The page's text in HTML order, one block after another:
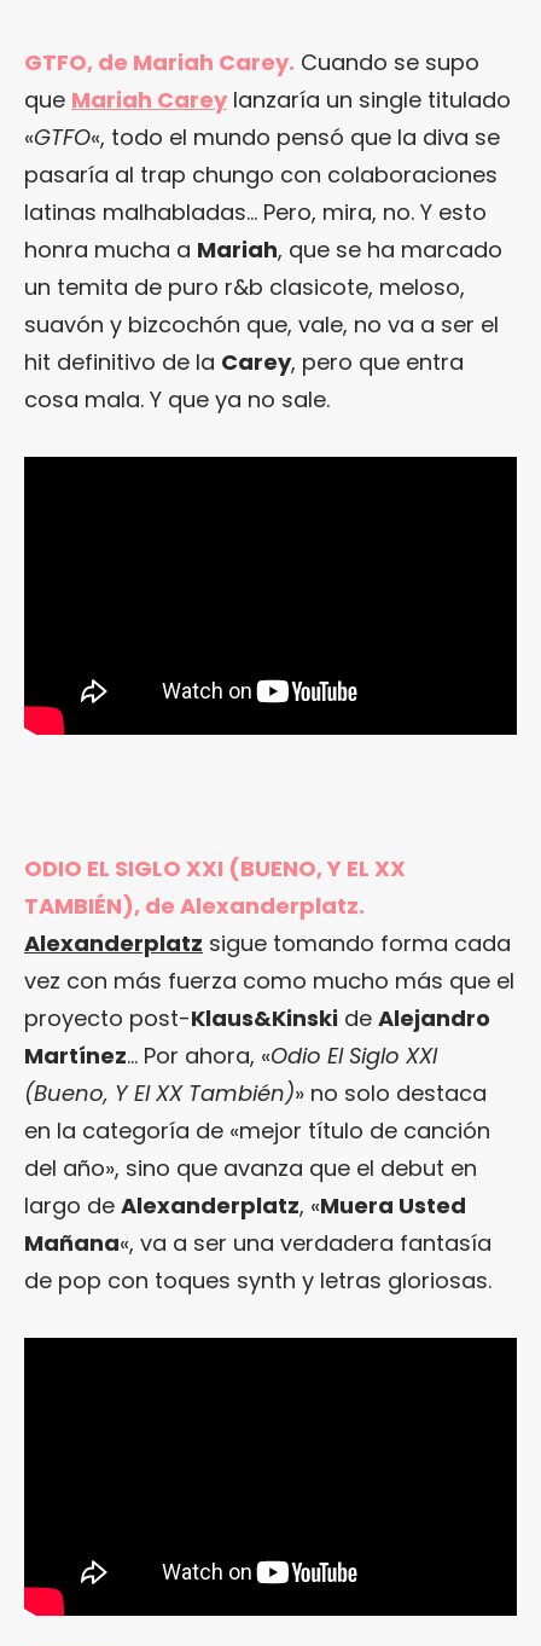
GTFO, de Mariah Carey. Cuando se supo
que Mariah Carey lanzaría un single titulado
«GTFO«, todo el mundo pensó que la diva se
pasaría al trap chungo con colaboraciones
latinas malhabladas… Pero, mira, no. Y esto
honra mucha a Mariah, que se ha marcado
un temita de puro r&b clasicote, meloso,
suavón y bizcochón que, vale, no va a ser el
hit definitivo de la Carey, pero que entra
cosa mala. Y que ya no sale.
ODIO EL SIGLO XXI (BUENO, Y EL XX
TAMBIÉN), de Alexanderplatz.
Alexanderplatz sigue tomando forma cada
vez con más fuerza como mucho más que el
proyecto post-Klaus&Kinski de Alejandro
Martínez… Por ahora, «Odio El Siglo XXI
(Bueno, Y El XX También)» no solo destaca
en la categoría de «mejor título de canción
del año», sino que avanza que el debut en
largo de Alexanderplatz, «Muera Usted
Mañana«, va a ser una verdadera fantasía
de pop con toques synth y letras gloriosas.